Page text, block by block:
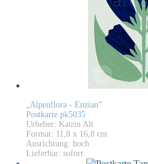
„Alpenflora - Enzian“
Postkarte pk5035
Urheber: Katrin Alt
Format: 11,8 x 16,8 cm
Ausrichtung: hoch
Lieferbar: sofort